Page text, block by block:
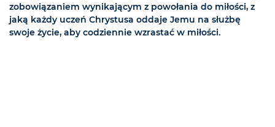
zobowiązaniem wynikającym z powołania do miłości, z
jaką każdy uczeń Chrystusa oddaje Jemu na służbę
swoje życie, aby codziennie wzrastać w miłości.